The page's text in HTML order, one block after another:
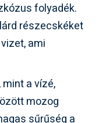
folyadék.
részecskéket
ami
a vízé,
mozog
sűrűség a